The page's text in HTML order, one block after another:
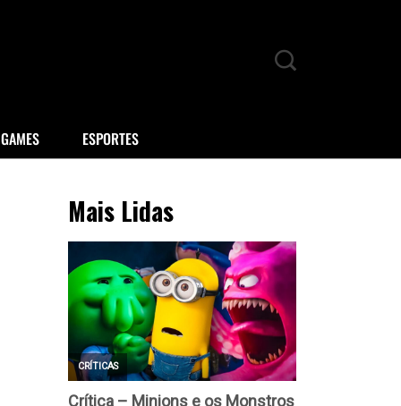
GAMES ESPORTES
Mais Lidas